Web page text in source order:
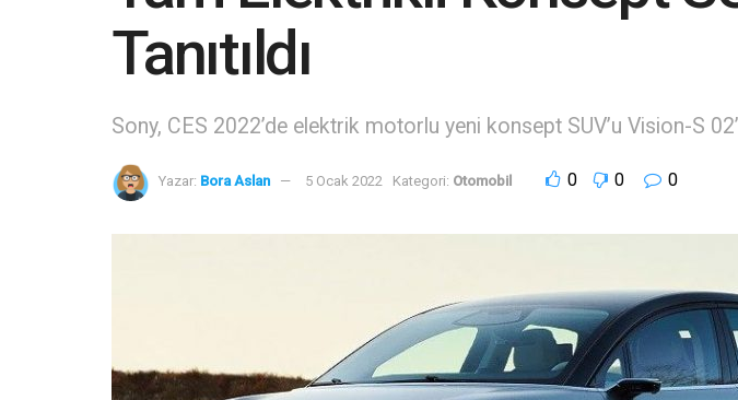
Tanıtıldı
Sony, CES 2022’de elektrik motorlu yeni konsept SUV’u Vision-S
Yazar: Bora Aslan 5 Ocak 2022 Kategori: Otomobil 0 0 0